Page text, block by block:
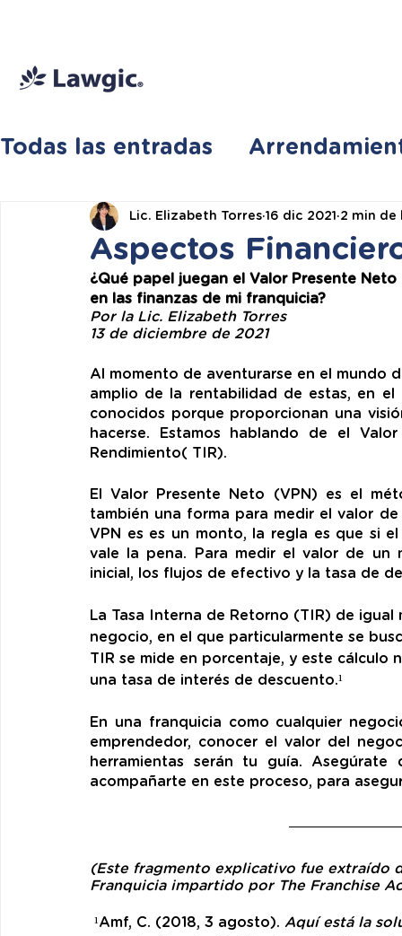
Todas las entradas
Migración EUA fideicomisos
Franquicias y Licencias
Sociedades Mercantiles
Aspectos
Lic. Elizabeth Torres 16 dic 2021 2 min de
¿Qué papel juegan el Valor Presente
en las finanzas de mi franquicia?
Por la Lic. Elizabeth Torres
13 de diciembre de 2021
Al momento de aventurarse en el mundo
amplio de la rentabilidad de estas, en
conocidos porque proporcionan una
hacerse. Estamos hablando de el
Rendimiento( TIR).
El Valor Presente Neto (VPN) es el
también una forma para medir el valor
VPN es es un monto, la regla es que si
vale la pena. Para medir el valor de un
inicial, los flujos de efectivo y la tasa de
La Tasa Interna de Retorno (TIR) de
negocio, en el que particularmente se
TIR se mide en porcentaje, y este cálculo
una tasa de interés de descuento.¹
En una franquicia como cualquier
emprendedor, conocer el valor del
herramientas serán tu guía.
acompañarte en este proceso, para
(Este fragmento explicativo fue extraído
Franquicia impartido por The Franchise
¹Amf, C. (2018, 3 agosto). Aquí está la